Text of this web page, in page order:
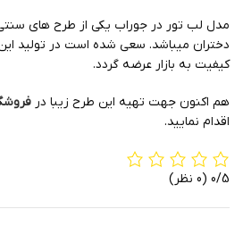
مدل لب تور در جوراب یکی از طرح های
دختران میباشد. سعی شده است در تولید
کیفیت به بازار عرضه گردد.
هم اکنون جهت تهیه این طرح زیبا در
اقدام نمایید.
0/5 (0 نظر)